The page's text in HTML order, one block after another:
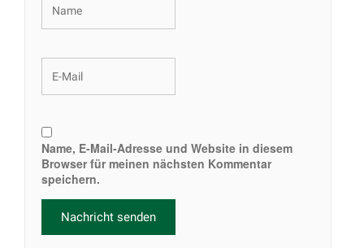
Name, E-Mail-Adresse und Website in diesem
Browser für meinen nächsten Kommentar
speichern.